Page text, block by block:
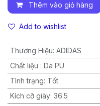
Thêm vào giỏ hàng
Add to wishlist
Thương Hiệu: ADIDAS
Chất liệu : Da PU
Tình trạng: Tốt
Kích cỡ giày: 36.5